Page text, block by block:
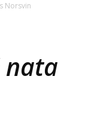
Norsvin
nata